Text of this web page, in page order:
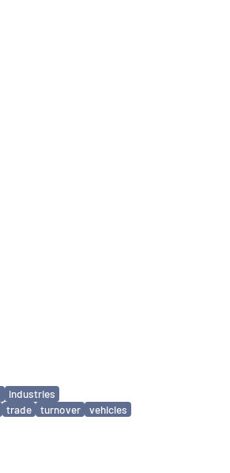
industries
trade turnover
vehicles